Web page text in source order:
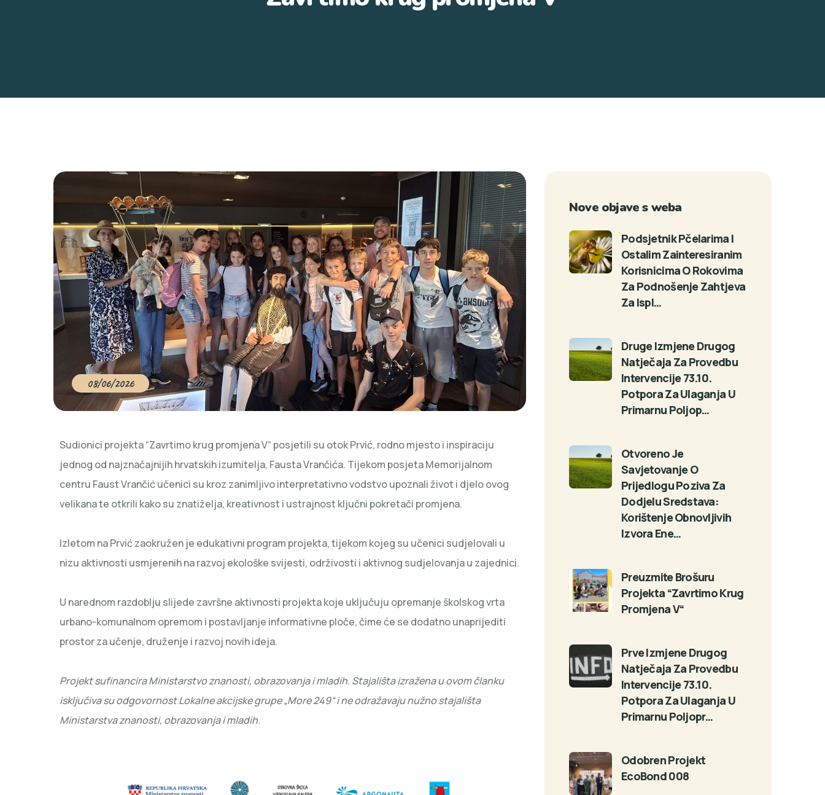
08/06/2026
Sudionici projekta “Zavrtimo krug promjena V“ posjetili su otok Prvić, rodno mjesto i inspiraciju
jednog od najznačajnijih hrvatskih izumitelja, Fausta Vrančića. Tijekom posjeta Memorijalnom
centru Faust Vrančić učenici su kroz zanimljivo interpretativno vodstvo upoznali život i djelo ovog
velikana te otkrili kako su znatiželja, kreativnost i ustrajnost ključni pokretači promjena.
Izletom na Prvić zaokružen je edukativni program projekta, tijekom kojeg su učenici sudjelovali u
nizu aktivnosti usmjerenih na razvoj ekološke svijesti, održivosti i aktivnog sudjelovanja u zajednici.
U narednom razdoblju slijede završne aktivnosti projekta koje uključuju opremanje školskog vrta
urbano-komunalnom opremom i postavljanje informativne ploče, čime će se dodatno unaprijediti
prostor za učenje, druženje i razvoj novih ideja.
Projekt sufinancira Ministarstvo znanosti, obrazovanja i mladih. Stajališta izražena u ovom članku
isključiva su odgovornost Lokalne akcijske grupe „More 249“ i ne odražavaju nužno stajališta
Ministarstva znanosti, obrazovanja i mladih.
Nove objave s weba
Podsjetnik Pčelarima I
Ostalim Zainteresiranim
Korisnicima O Rokovima
Za Podnošenje Zahtjeva
Za Ispl…
Druge Izmjene Drugog
Natječaja Za Provedbu
Intervencije 73.10.
Potpora Za Ulaganja U
Primarnu Poljop…
Otvoreno Je
Savjetovanje O
Prijedlogu Poziva Za
Dodjelu Sredstava:
Korištenje Obnovljivih
Izvora Ene…
Preuzmite Brošuru
Projekta “Zavrtimo Krug
Promjena V“
Prve Izmjene Drugog
Natječaja Za Provedbu
Intervencije 73.10.
Potpora Za Ulaganja U
Primarnu Poljopr…
Odobren Projekt
EcoBond 008